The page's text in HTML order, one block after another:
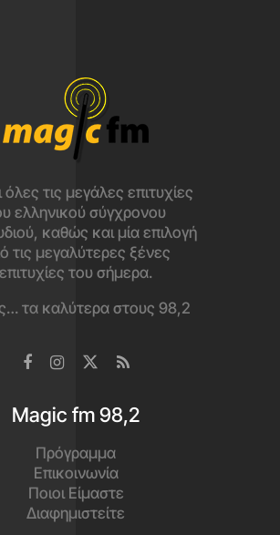
όλες τις μεγάλες επιτυχίες
ελληνικού σύγχρονου
καθώς και μία επιλογή
τις μεγαλύτερες ξένες
επιτυχίες του σήμερα.
τα καλύτερα στους 98,2
Magic fm 98,2
Πρόγραμμα
Επικοινωνία
Ποιοι Είμαστε
Διαφημιστείτε